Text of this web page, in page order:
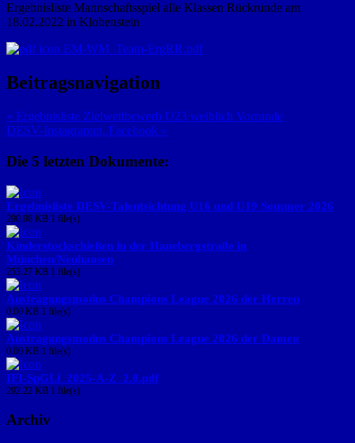
Ergebnisliste Mannschaftsspiel alle Klassen Rückrunde am
18.02.2022 in Klobenstein
EM-WM_Team-ErgRR.pdf
Beitragsnavigation
« Ergebnisliste Zielwettbewerb U23 weiblich Vorrunde
DESV-Instagramm, Facebook »
Die 5 letzten Dokumente:
Ergebnisliste DESV-Talentsichtung U16 und U19 Sommer 2026
290.98 KB 1 file(s)
Kinderstockschießen in der Hanebergstraße in
München/Neuhausen
253.27 KB 1 file(s)
Austragungsmodus Champions League 2026 der Herren
0.00 KB 1 file(s)
Austragungsmodus Champions League 2026 der Damen
0.00 KB 1 file(s)
IFI-SpGLi_2025-A-Z_2.0.pdf
292.22 KB 1 file(s)
Archiv